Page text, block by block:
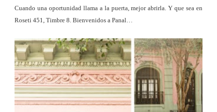
Cuando una oportunidad llama a la puerta, mejor abrirla. Y que sea en
Roseti 451, Timbre 8. Bienvenidos a Panal…